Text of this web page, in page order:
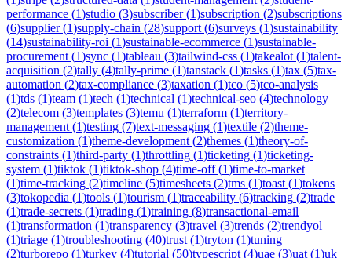
performance (1)studio (3)subscriber(1)subscription (2)subscriptions
(6)supplier(1)supply-chain (28)support (6)surveys (1)sustainability
(14)sustainability-roi (1)sustainable-ecommerce (1)sustainable-
procurement (1)sync (1)tableau (3)tailwind-css (1)takealot (1)talent-
acquisition (2)tally (4)tally-prime (1)tanstack (1)tasks (1)tax (5)tax-
automation (2)tax-compliance (3)taxation (1)tco (5)tco-analysis
(1)tds (1)team (1)tech (1)technical (1)technical-seo (4)technology
(2)telecom (3)templates (3)temu (1)terraform (1)territory-
management (1)testing (7)text-messaging (1)textile (2)theme-
customization (1)theme-development (2)themes (1)theory-of-
constraints (1)third-party (1)throttling (1)ticketing (1)ticketing-
system (1)tiktok (1)tiktok-shop (4)time-off(1)time-to-market
(1)time-tracking (2)timeline (5)timesheets (2)tms (1)toast (1)tokens
(3)tokopedia (1)tools (1)tourism (1)traceability (6)tracking (2)trade
(1)trade-secrets (1)trading (1)training (8)transactional-email
(1)transformation (1)transparency (3)travel (3)trends (2)trendyol
(1)triage (1)troubleshooting (40)trust (1)tryton (1)tuning
(2)turborepo (1)turkey (4)tutorial (50)typescript (4)uae (3)uat (1)uk